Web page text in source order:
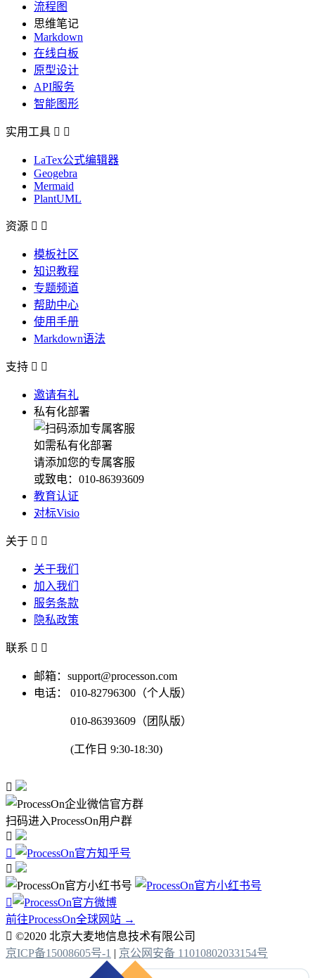
流程图
思维笔记
Markdown
在线白板
原型设计
API服务
智能图形
实用工具  
LaTex公式编辑器
Geogebra
Mermaid
PlantUML
资源  
模板社区
知识教程
专题频道
帮助中心
使用手册
Markdown语法
支持  
邀请有礼
私有化部署
如需私有化部署
请添加您的专属客服
或致电：010-86393609
教育认证
对标Visio
关于  
关于我们
加入我们
服务条款
隐私政策
联系  
邮箱：support@processon.com
电话：
010-82796300（个人版）
010-86393609（团队版）
(工作日 9:30-18:30)

扫码进入ProcessOn用户群




前往ProcessOn全球网站 →
 ©2020 北京大麦地信息技术有限公司
京ICP备15008605号-1 | 京公网安备 11010802033154号